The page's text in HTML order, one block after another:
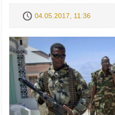
04.05.2017, 11:36